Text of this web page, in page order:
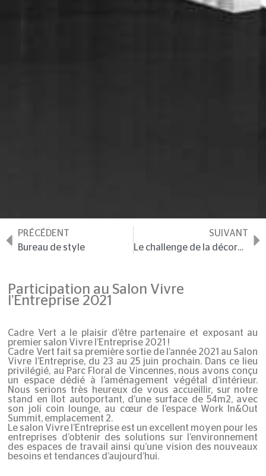
PRÉCÉDENT
Bureau de style
SUIVANT
Le challenge de la décoration évènementielle végétale !
Participation au Salon Vivre
l’Entreprise 2021
Cadre Vert a le plaisir d’être partenaire et exposant au
premier salon Vivre l’Entreprise 2021 !
Cadre Vert fait sa première sortie de l’année 2021 au Salon
Vivre l’Entreprise, du 23 au 25 juin prochain. Dans ce lieu
privilégié, au Parc Floral de Vincennes, nous avons conçu
un espace dédié à l’aménagement végétal d’intérieur.
Nous serions très heureux de vous accueillir, sur notre
stand en îlot autoportant, d’une surface de 54m2, avec
son joli coin lounge, au cœur de l’espace Work In&Out
Summit, emplacement 2.
Le salon Vivre l’Entreprise est un excellent moyen pour les
entreprises d’obtenir des solutions sur l’environnement
des espaces de travail ainsi qu’une vision des nouveaux
besoins et tendances d’aujourd’hui.